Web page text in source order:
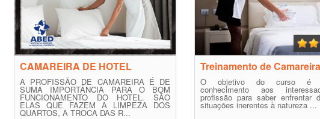
CAMAREIRA DE HOTEL
A PROFISSÃO DE CAMAREIRA É DE
SUMA IMPORTÂNCIA PARA O BOM
FUNCIONAMENTO DO HOTEL. SÃO
ELAS QUE FAZEM A LIMPEZA DOS
QUARTOS, A TROCA DAS R...
Treinamento de Camareira
O objetivo do curso é
conhecimento aos
profissão para saber enfrentar
situações inerentes à natureza ...